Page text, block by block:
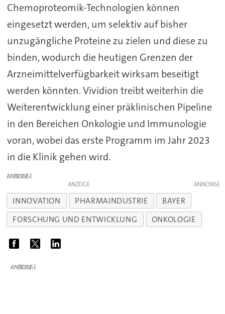
Chemoproteomik-Technologien können
eingesetzt werden, um selektiv auf bisher
unzugängliche Proteine zu zielen und diese zu
binden, wodurch die heutigen Grenzen der
Arzneimittelverfügbarkeit wirksam beseitigt
werden könnten. Vividion treibt weiterhin die
Weiterentwicklung einer präklinischen Pipeline
in den Bereichen Onkologie und Immunologie
voran, wobei das erste Programm im Jahr 2023
in die Klinik gehen wird.
ANZEIGE
ANZEIGE
INNOVATION PHARMAINDUSTRIE
BAYER
FORSCHUNG UND ENTWICKLUNG
ONKOLOGIE
ANZEIGE